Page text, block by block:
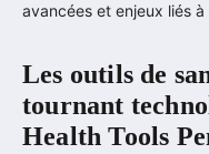
avancées et enjeux liés
Les outils de
tournant
Health Tools